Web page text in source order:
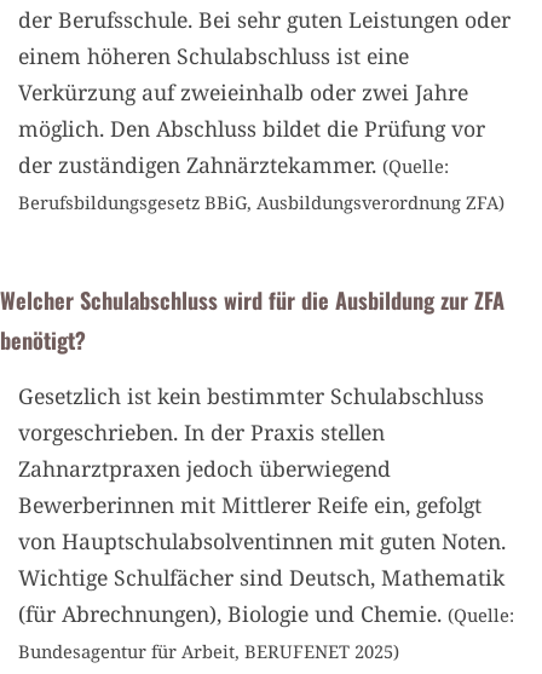
der Berufsschule. Bei sehr guten Leistungen oder
einem höheren Schulabschluss ist eine
Verkürzung auf zweieinhalb oder zwei Jahre
möglich. Den Abschluss bildet die Prüfung vor
der zuständigen Zahnärztekammer. (Quelle:
Berufsbildungsgesetz BBiG, Ausbildungsverordnung ZFA)
Welcher Schulabschluss wird für die Ausbildung zur ZFA
benötigt?
Gesetzlich ist kein bestimmter Schulabschluss
vorgeschrieben. In der Praxis stellen
Zahnarztpraxen jedoch überwiegend
Bewerberinnen mit Mittlerer Reife ein, gefolgt
von Hauptschulabsolventinnen mit guten Noten.
Wichtige Schulfächer sind Deutsch, Mathematik
(für Abrechnungen), Biologie und Chemie. (Quelle:
Bundesagentur für Arbeit, BERUFENET 2025)